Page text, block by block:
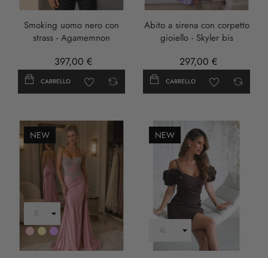
Smoking uomo nero con
strass - Agamemnon
397,00 €
CARRELLO
Abito a sirena con corpetto
gioiello - Skyler bis
297,00 €
CARRELLO
NEW
RosaOroLILLA
NEW